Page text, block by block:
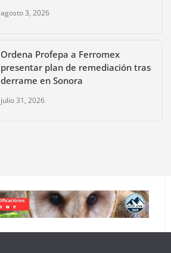
agosto 3, 2026
Ordena Profepa a Ferromex
presentar plan de remediación tras
derrame en Sonora
julio 31, 2026